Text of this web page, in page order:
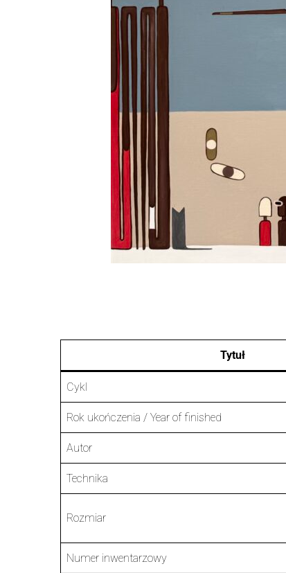
Tytuł
Cykl
Rok ukończenia / Year of finished
Autor
Technika
Rozmiar
Numer inwentarzowy